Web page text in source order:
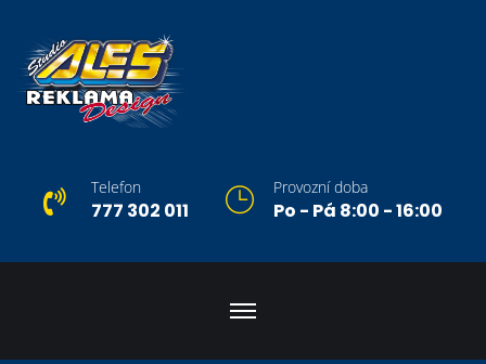
Telefon
777 302 011
Provozní doba
Po - Pá 8:00 - 16:00